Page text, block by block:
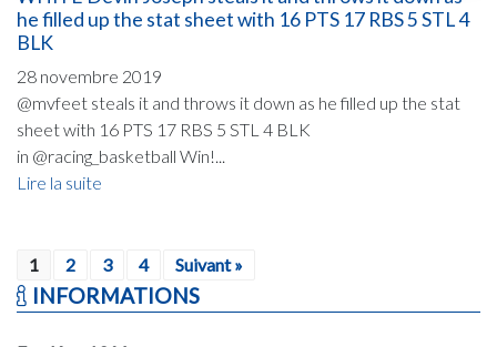
he filled up the stat sheet with 16 PTS 17 RBS 5 STL 4
BLK
28 novembre 2019
@mvfeet steals it and throws it down as he filled up the stat
sheet with 16 PTS 17 RBS 5 STL 4 BLK
in @racing_basketball Win!...
Lire la suite
1 2 3 4 Suivant »
INFORMATIONS